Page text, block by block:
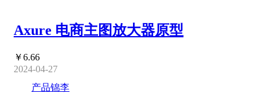
Axure 电商主图放大器原型
￥6.66
2024-04-27
产品锦李